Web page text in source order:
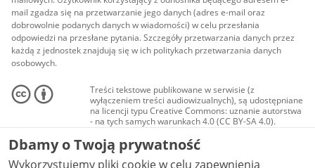
mail zgadza się na przetwarzanie jego danych (adres e-mail oraz
dobrowolnie podanych danych w wiadomości) w celu przesłania
odpowiedzi na przesłane pytania. Szczegóły przetwarzania danych przez
każdą z jednostek znajdują się w ich politykach przetwarzania danych
osobowych.
Treści tekstowe publikowane w serwisie (z
wyłączeniem treści audiowizualnych), są udostępniane
na licencji typu Creative Commons: uznanie autorstwa
- na tych samych warunkach 4.0 (CC BY-SA 4.0).
Materiały audiowizualne, w tym zdjęcia, materiały
audio i wideo, są udostępniane na licencji typu
Creative Commons: uznanie autorstwa użycie
niekomercyjne - bez utworów zależnych 4.0 (CC BY-
Dbamy o Twoją prywatność
Wykorzystujemy pliki cookie w celu zapewnienia